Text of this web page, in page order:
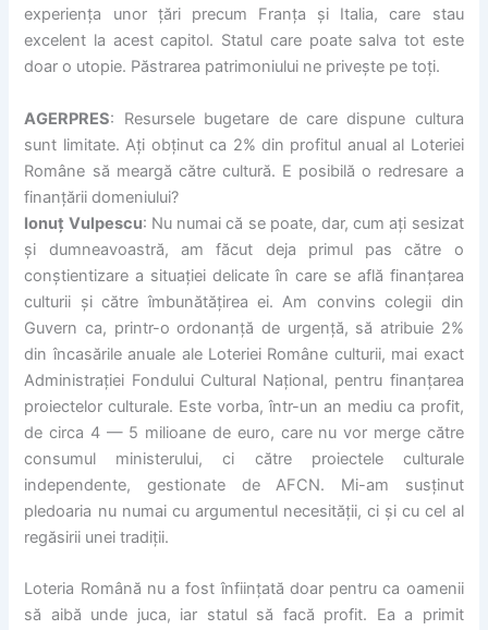
experiența unor țări precum Franța și Italia, care stau
excelent la acest capitol. Statul care poate salva tot este
doar o utopie. Păstrarea patrimoniului ne privește pe toți.
AGERPRES: Resursele bugetare de care dispune cultura
sunt limitate. Ați obținut ca 2% din profitul anual al Loteriei
Române să meargă către cultură. E posibilă o redresare a
finanțării domeniului?
Ionuț Vulpescu: Nu numai că se poate, dar, cum ați sesizat
și dumneavoastră, am făcut deja primul pas către o
conștientizare a situației delicate în care se află finanțarea
culturii și către îmbunătățirea ei. Am convins colegii din
Guvern ca, printr-o ordonanță de urgență, să atribuie 2%
din încasările anuale ale Loteriei Române culturii, mai exact
Administrației Fondului Cultural Național, pentru finanțarea
proiectelor culturale. Este vorba, într-un an mediu ca profit,
de circa 4 — 5 milioane de euro, care nu vor merge către
consumul ministerului, ci către proiectele culturale
independente, gestionate de AFCN. Mi-am susținut
pledoaria nu numai cu argumentul necesității, ci și cu cel al
regăsirii unei tradiții.
Loteria Română nu a fost înființată doar pentru ca oamenii
să aibă unde juca, iar statul să facă profit. Ea a primit